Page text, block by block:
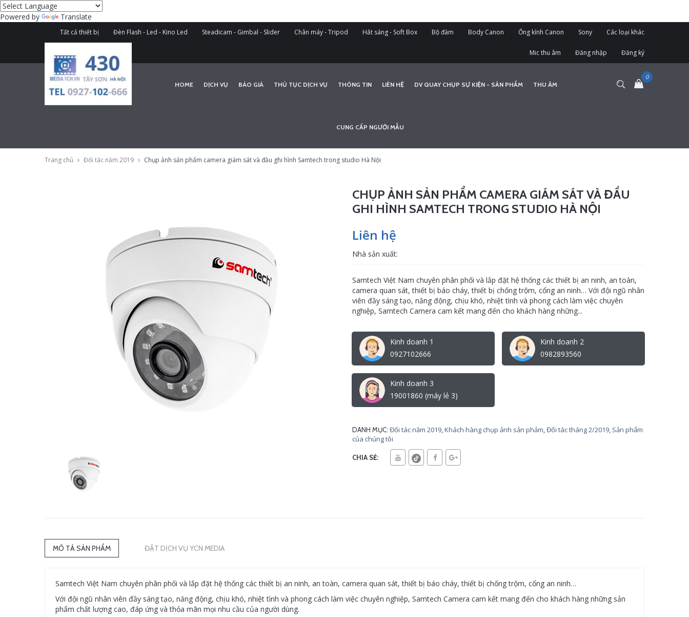
Powered by Translate
Tất cả thiết bị Đèn Flash - Led - Kino Led Steadicam - Gimbal - Slider Chân máy - Tripod Hắt sáng - Soft Box Bộ đàm Body Canon Ống kính Canon Sony Các loại khác
Mic thu âm Đăng nhập Đăng ký
HOME DỊCH VỤ BÁO GIÁ THỦ TỤC DỊCH VỤ THÔNG TIN LIÊN HỆ DV QUAY CHỤP SỰ KIỆN - SẢN PHẨM THU ÂM
CUNG CẤP NGƯỜI MẪU
Trang chủ Đối tác năm 2019 Chụp ảnh sản phẩm camera giám sát và đầu ghi hình Samtech trong studio Hà Nội
CHỤP ẢNH SẢN PHẨM CAMERA GIÁM SÁT VÀ ĐẦU
GHI HÌNH SAMTECH TRONG STUDIO HÀ NỘI
Liên hệ
Nhà sản xuất:
Samtech Việt Nam chuyên phân phối và lắp đặt hệ thống các thiết bị an ninh, an toàn,
camera quan sát, thiết bị báo cháy, thiết bị chống trộm, cổng an ninh… Với đội ngũ nhân
viên đầy sáng tạo, năng động, chịu khó, nhiệt tình và phong cách làm việc chuyên
nghiệp, Samtech Camera cam kết mang đến cho khách hàng những...
Kinh doanh 1
0927102666
Kinh doanh 2
0982893560
Kinh doanh 3
19001860 (máy lẻ 3)
DANH MỤC: Đối tác năm 2019,Khách hàng chụp ảnh sản phảm,Đối tác tháng 2/2019, Sản phẩm
của chúng tôi
CHIA SẺ:
MÔ TẢ SẢN PHẨM ĐẶT DỊCH VỤ YCN MEDIA
Samtech Việt Nam chuyên phân phối và lắp đặt hệ thống các thiết bị an ninh, an toàn, camera quan sát, thiết bị báo cháy, thiết bị chống trộm, cổng an ninh…
Với đội ngũ nhân viên đầy sáng tạo, năng động, chịu khó, nhiệt tình và phong cách làm việc chuyên nghiệp, Samtech Camera cam kết mang đến cho khách hàng những sản
phẩm chất lượng cao, đáp ứng và thỏa mãn mọi nhu cầu của người dùng.